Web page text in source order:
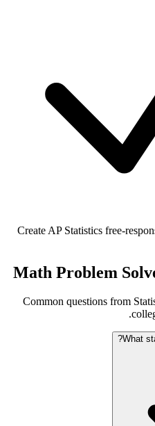
Create AP Statistics free-
Math Problem
Common questions from
What